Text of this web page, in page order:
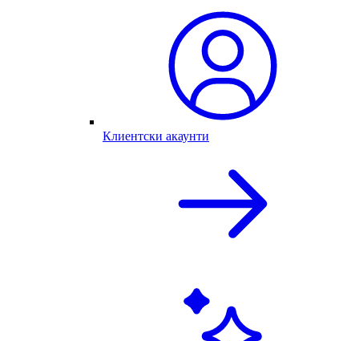
Клиентски акаунти